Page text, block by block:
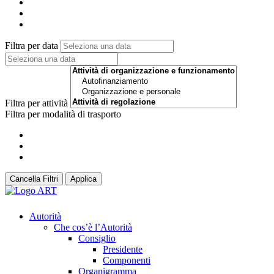
Filtra per data
Filtra per attività
Filtra per modalità di trasporto
Cancella Filtri Applica
Autorità
Che cos’è l’Autorità
Consiglio
Presidente
Componenti
Organigramma